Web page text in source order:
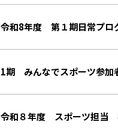
令和8年度 第１期日常プロ
1期 みんなでスポーツ参加
令和８年度 スポーツ担当